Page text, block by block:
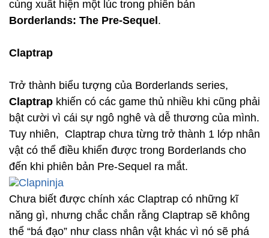
cùng xuất hiện một lúc trong phiên bản
Borderlands: The Pre-Sequel .
Claptrap
Trở thành biểu tượng của Borderlands series,
Claptrap khiến có các game thủ nhiều khi cũng phải
bật cười vì cái sự ngô nghê và dễ thương của mình.
Tuy nhiên, Claptrap chưa từng trở thành 1 lớp nhân
vật có thể điều khiển được trong Borderlands cho
đến khi phiên bản Pre-Sequel ra mắt.
Chưa biết được chính xác Claptrap có những kĩ
năng gì, nhưng chắc chắn rằng Claptrap sẽ không
thể “bá đạo” như class nhân vật khác vì nó sẽ phá